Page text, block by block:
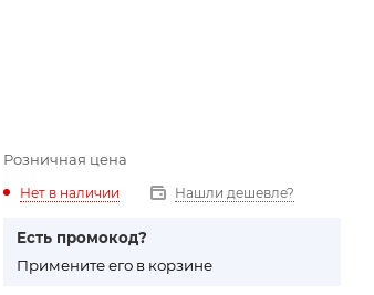
Розничная цена
Нет в наличии Нашли дешевле?
Есть промокод?
Примените его в корзине